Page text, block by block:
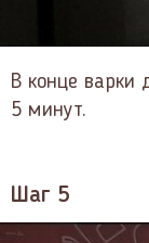
В конце варки
5 минут.
Шаг 5